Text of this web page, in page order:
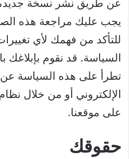
عن طريق نشر نسخة
يجب عليك مراجعة هذه
للتأكد من فهمك لأي
السياسة. قد نقوم بإبلاغك
تطرأ على هذه السياسة عن
الإلكتروني أو من خلال
على موقعنا.
حقوقك